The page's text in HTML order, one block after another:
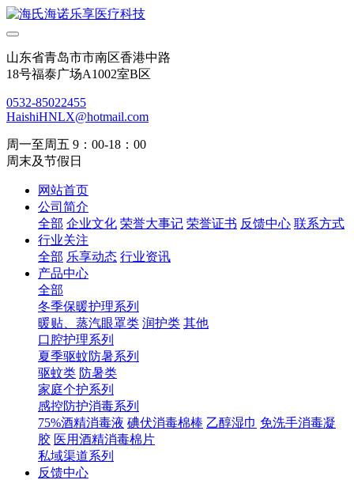
山东省青岛市市南区香港中路
18号福泰广场A1002室B区
0532-85022455
HaishiHNLX@hotmail.com
周一至周五 9：00-18：00
周末及节假日
网站首页
公司简介
全部 企业文化 荣誉大事记 荣誉证书 反馈中心 联系方式
行业关注
全部 乐享动态 行业资讯
产品中心
全部
冬季保暖护理系列
暖贴、蒸汽眼罩类 润护类 其他
口腔护理系列
夏季驱蚊防暑系列
驱蚊类 防暑类
家庭个护系列
感控防护消毒系列
75%酒精消毒液 碘伏消毒棉棒 乙醇湿巾 免洗手消毒凝
胶 医用酒精消毒棉片
私域渠道系列
反馈中心